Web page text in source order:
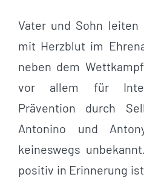
Vater und Sohn leiten
mit Herzblut im
neben dem
vor allem für
Prävention durch
Antonino und
keineswegs
positiv in Erinnerung